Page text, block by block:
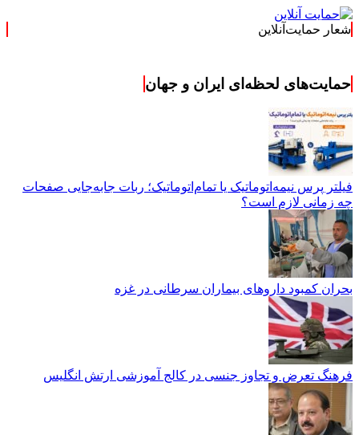
شعار حمایت‌آنلاین
حمایت‌های لحظه‌ای ایران و جهان
فیلتر پرس نیمه‌اتوماتیک یا تمام‌اتوماتیک؛ ربات جابه‌جایی صفحات
چه زمانی لازم است؟
بحران کمبود دارو‌های بیماران سرطانی در غزه
فرهنگ تعرض و تجاوز جنسی در کالج آموزشی ارتش انگلیس